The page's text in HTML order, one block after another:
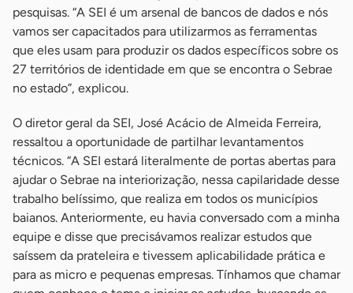
pesquisas. “A SEI é um arsenal de bancos de dados e nós
vamos ser capacitados para utilizarmos as ferramentas
que eles usam para produzir os dados específicos sobre os
27 territórios de identidade em que se encontra o Sebrae
no estado”, explicou.
O diretor geral da SEI, José Acácio de Almeida Ferreira,
ressaltou a oportunidade de partilhar levantamentos
técnicos. “A SEI estará literalmente de portas abertas para
ajudar o Sebrae na interiorização, nessa capilaridade desse
trabalho belíssimo, que realiza em todos os municípios
baianos. Anteriormente, eu havia conversado com a minha
equipe e disse que precisávamos realizar estudos que
saíssem da prateleira e tivessem aplicabilidade prática e
para as micro e pequenas empresas. Tínhamos que chamar